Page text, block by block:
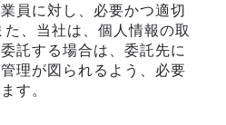
員に対し、必要かつ適切
、当社は、個人情報の取
託する場合は、委託先に
理が図られるよう、必要
す。